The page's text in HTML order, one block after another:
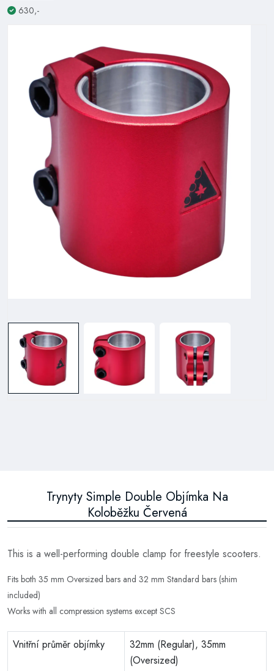
630,-
Trynyty Simple Double Objímka Na
Koloběžku Červená
This is a well-performing double clamp for freestyle scooters.
Fits both 35 mm Oversized bars and 32 mm Standard bars (shim
included)
Works with all compression systems except SCS
Vnitřní průměr objímky
32mm (Regular), 35mm
(Oversized)